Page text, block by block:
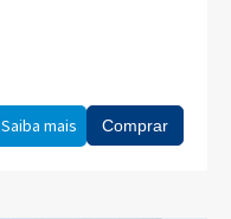
Saiba mais Comprar